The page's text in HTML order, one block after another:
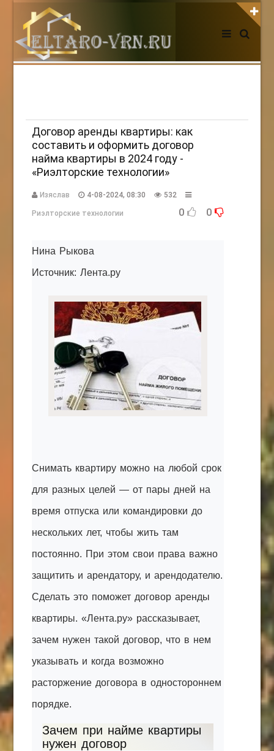
АВТОРИЗАЦИЯ НА САЙТЕ
Регистрация
НОВОСТИ СЕГОДНЯ
Edgarpo26@gmail.com
axin.ed@yandex.ru
yrikf40@gmail.com
Eltaro-Vrn.ru
Договор аренды квартиры: как
составить и оформить договор
найма квартиры в 2024 году -
«Риэлторские технологии»
Изяслав 4-08-2024, 08:30 532
Риэлторские технологии 0 0
Нина Рыкова
Источник: Лента.ру
Снимать квартиру можно на любой срок
для разных целей — от пары дней на
время отпуска или командировки до
нескольких лет, чтобы жить там
постоянно. При этом свои права важно
защитить и арендатору, и арендодателю.
Сделать это поможет договор аренды
квартиры. «Лента.ру» рассказывает,
зачем нужен такой договор, что в нем
указывать и когда возможно
расторжение договора в одностороннем
порядке.
Зачем при найме квартиры
нужен договор